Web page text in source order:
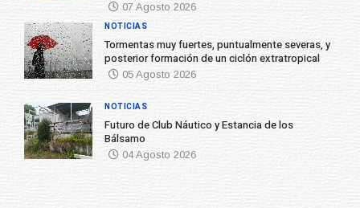
07 Agosto 2026
Tormentas muy fuertes, puntualmente severas, y
posterior formación de un ciclón extratropical
05 Agosto 2026
NOTICIAS
Futuro de Club Náutico y Estancia de los
Bálsamo
04 Agosto 2026
NOTICIAS